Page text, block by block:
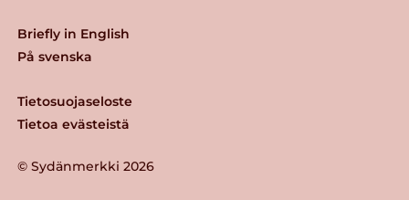
© Sydänmerkki 2026
Tietosuojaseloste
Tietoa evästeistä
Briefly in English
På svenska